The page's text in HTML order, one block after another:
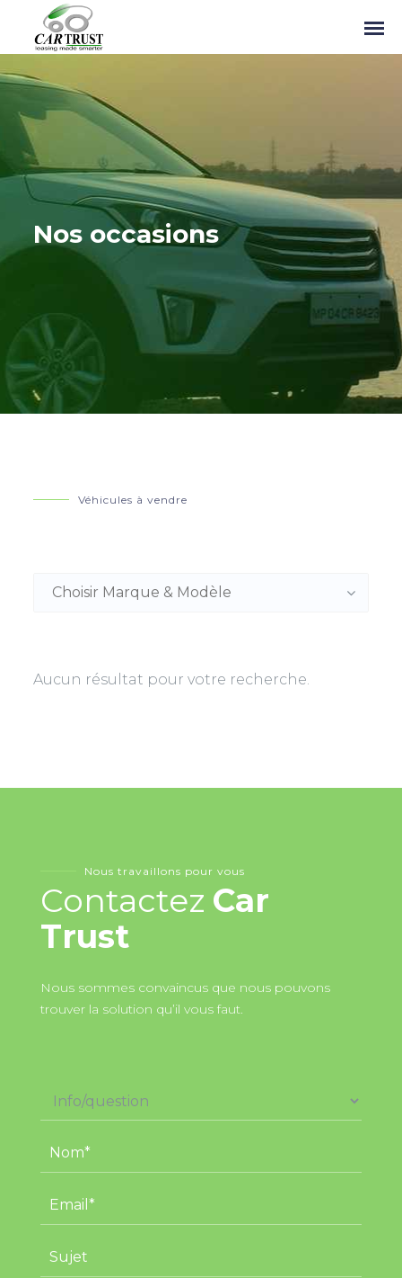
Nos occasions
Véhicules à vendre
Aucun résultat pour votre recherche.
Nous travaillons pour vous
Contactez Car
Trust
Nous sommes convaincus que nous pouvons
trouver la solution qu’il vous faut.